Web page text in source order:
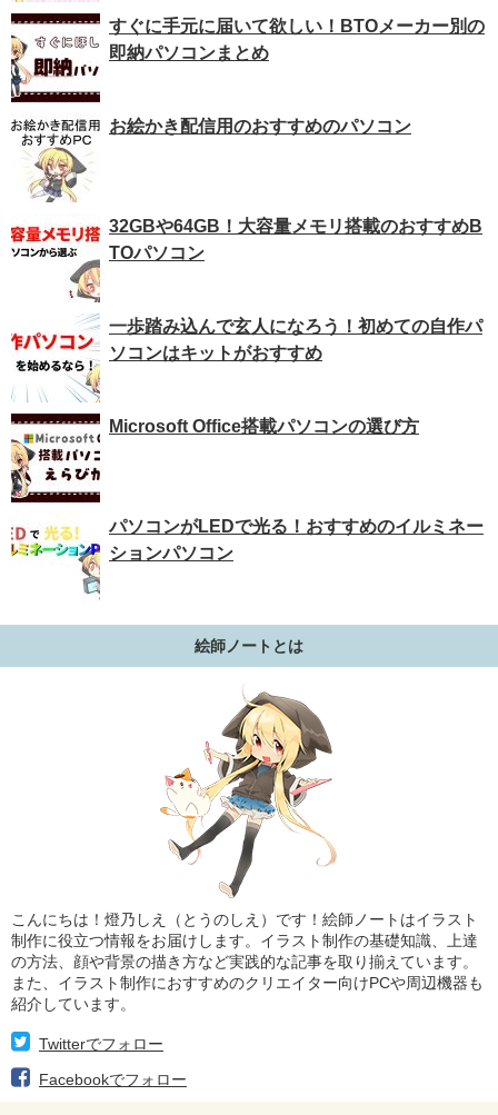
すぐに手元に届いて欲しい！BTOメーカー別の
即納パソコンまとめ
お絵かき配信用のおすすめのパソコン
32GBや64GB！大容量メモリ搭載のおすすめB
TOパソコン
一歩踏み込んで玄人になろう！初めての自作パ
ソコンはキットがおすすめ
Microsoft Office搭載パソコンの選び方
パソコンがLEDで光る！おすすめのイルミネー
ションパソコン
絵師ノートとは
こんにちは！燈乃しえ（とうのしえ）です！絵師ノートはイラスト
制作に役立つ情報をお届けします。イラスト制作の基礎知識、上達
の方法、顔や背景の描き方など実践的な記事を取り揃えています。
また、イラスト制作におすすめのクリエイター向けPCや周辺機器も
紹介しています。
Twitterでフォロー
Facebookでフォロー